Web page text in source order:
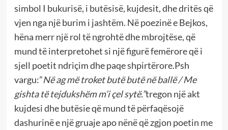
simbol I bukurisë, i butësisë, kujdesit, dhe dritës që
vjen nga një burim i jashtëm. Në poezinë e Bejkos,
hëna merr një rol të ngrohtë dhe mbrojtëse, që
mund të interpretohet si një figurë femërore që i
sjell poetit ndriçim dhe paqe shpirtërore.Psh
vargu:”Në ag më troket butë butë në ballë / Me
gishta të tejdukshëm m’i çel sytë.”tregon një akt
kujdesi dhe butësie që mund të përfaqësojë
dashurinë e një gruaje apo nënë që zgjon poetin me